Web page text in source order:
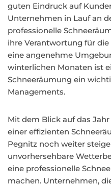
guten Eindruck auf
Unternehmen in Lauf an
professionelle
ihre Verantwortung für
eine angenehme
winterlichen Monaten ist
Schneeräumung ein
Managements.
Mit dem Blick auf das
einer effizienten
Pegnitz noch weiter
unvorhersehbare
eine professionelle
machen. Unternehmen,